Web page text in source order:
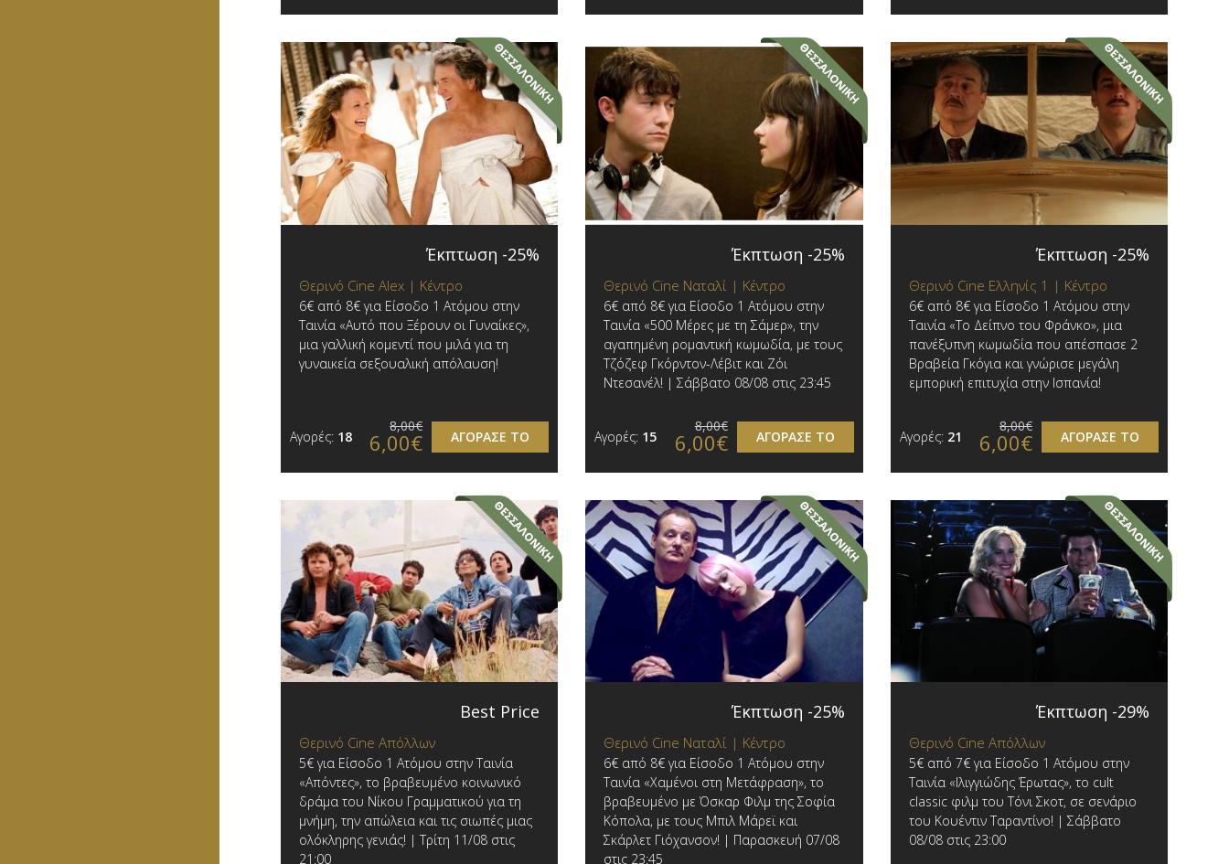
Έκπτωση -25%
Θερινό Cine Alex | Κέντρο
6€ από 8€ για Είσοδο 1 Ατόμου στην
Ταινία «Αυτό που Ξέρουν οι Γυναίκες»,
μια γαλλική κομεντί που μιλά για τη
γυναικεία σεξουαλική απόλαυση!
Αγορές: 18 ΑΓΟΡΑΣΕ ΤΟ
8,00€
6,00€
Έκπτωση -25%
Θερινό Cine Ναταλί | Κέντρο
6€ από 8€ για Είσοδο 1 Ατόμου στην
Ταινία «500 Μέρες με τη Σάμερ», την
αγαπημένη ρομαντική κωμωδία, με τους
Τζόζεφ Γκόρντον-Λέβιτ και Ζόι
Ντεσανέλ! | Σάββατο 08/08 στις 23:45
Αγορές: 15 ΑΓΟΡΑΣΕ ΤΟ
8,00€
6,00€
Έκπτωση -25%
Θερινό Cine Ελληνίς 1 | Κέντρο
6€ από 8€ για Είσοδο 1 Ατόμου στην
Ταινία «Το Δείπνο του Φράνκο», μια
πανέξυπνη κωμωδία που απέσπασε 2
Βραβεία Γκόγια και γνώρισε μεγάλη
εμπορική επιτυχία στην Ισπανία!
Αγορές: 21 ΑΓΟΡΑΣΕ ΤΟ
8,00€
6,00€
Best Price
Θερινό Cine Απόλλων
5€ για Είσοδο 1 Ατόμου στην Ταινία
«Απόντες», το βραβευμένο κοινωνικό
δράμα του Νίκου Γραμματικού για τη
μνήμη, την απώλεια και τις σιωπές μιας
ολόκληρης γενιάς! | Τρίτη 11/08 στις
21:00
Έκπτωση -25%
Θερινό Cine Ναταλί | Κέντρο
6€ από 8€ για Είσοδο 1 Ατόμου στην
Ταινία «Χαμένοι στη Μετάφραση», το
βραβευμένο με Όσκαρ Φιλμ της Σοφία
Κόπολα, με τους Μπιλ Μάρεϊ και
Σκάρλετ Γιόχανσον! | Παρασκευή 07/08
στις 23:45
Έκπτωση -29%
Θερινό Cine Απόλλων
5€ από 7€ για Είσοδο 1 Ατόμου στην
Ταινία «Ιλιγγιώδης Έρωτας», το cult
classic φιλμ του Τόνι Σκοτ, σε σενάριο
του Κουέντιν Ταραντίνο! | Σάββατο
08/08 στις 23:00